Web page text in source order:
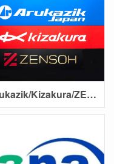
Arukazik/Kizakura/ZENSOH